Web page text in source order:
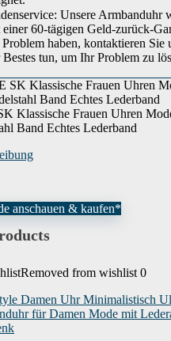
Unsere Armbanduhr
60-tägigen Geld-zurück-
haben, kontaktieren Sie
tun, um Ihr Problem zu
Klassische Frauen Uhren
Band Echtes Lederband
anschauen & kaufen*
Removed from wishlist 0